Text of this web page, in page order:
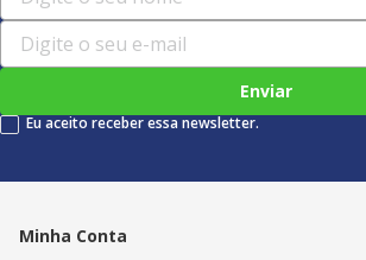
Enviar
Eu aceito receber essa newsletter.
Minha Conta